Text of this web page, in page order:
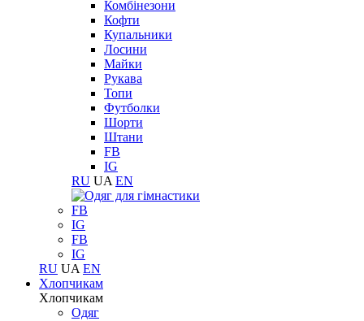
Комбінезони
Кофти
Купальники
Лосини
Майки
Рукава
Топи
Футболки
Шорти
Штани
FB
IG
RU UA EN
FB
IG
FB
IG
RU UA EN
Хлопчикам
Хлопчикам
Одяг